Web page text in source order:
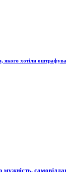
якого хотіли
мужність,